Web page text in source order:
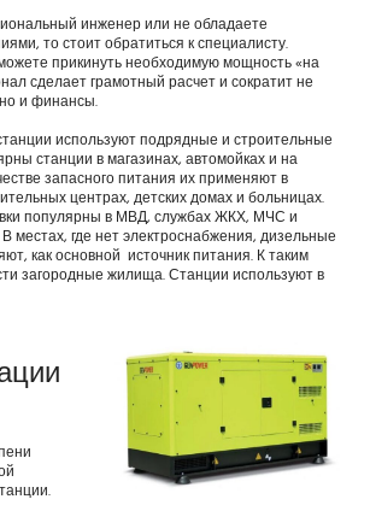
инженер или не обладаете
то стоит обратиться к специалисту.
прикинуть необходимую мощность «на
сделает грамотный расчет и сократит не
и финансы.
используют подрядные и строительные
станции в магазинах, автомойках и на
запасного питания их применяют в
центрах, детских домах и больницах.
популярны в МВД, службах ЖКХ, МЧС и
местах, где нет электроснабжения, дизельные
как основной источник питания. К таким
загородные жилища. Станции используют в